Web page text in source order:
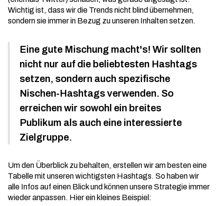
Wichtig ist, dass wir die Trends nicht blind übernehmen,
sondern sie immer in Bezug zu unseren Inhalten setzen.
Eine gute Mischung macht's! Wir sollten
nicht nur auf die beliebtesten Hashtags
setzen, sondern auch spezifische
Nischen-Hashtags verwenden. So
erreichen wir sowohl ein breites
Publikum als auch eine interessierte
Zielgruppe.
Um den Überblick zu behalten, erstellen wir am besten eine
Tabelle mit unseren wichtigsten Hashtags. So haben wir
alle Infos auf einen Blick und können unsere Strategie immer
wieder anpassen. Hier ein kleines Beispiel: